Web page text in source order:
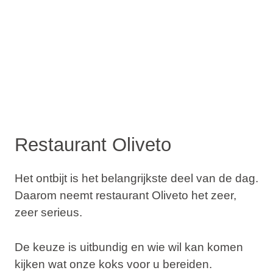
Restaurant Oliveto
Het ontbijt is het belangrijkste deel van de dag.
Daarom neemt restaurant Oliveto het zeer,
zeer serieus.
De keuze is uitbundig en wie wil kan komen
kijken wat onze koks voor u bereiden.